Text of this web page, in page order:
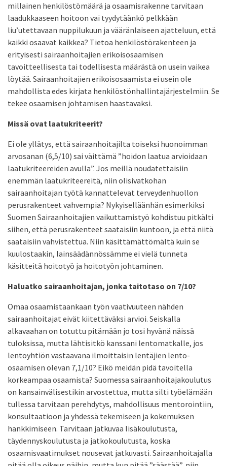
millainen henkilöstömäärä ja osaamisrakenne tarvitaan
laadukkaaseen hoitoon vai tyydytäänkö pelkkään
liu’utettavaan nuppilukuun ja vääränlaiseen ajatteluun, että
kaikki osaavat kaikkea? Tietoa henkilöstörakenteen ja
erityisesti sairaanhoitajien erikoisosaamisen
tavoitteellisesta tai todellisesta määrästä on usein vaikea
löytää. Sairaanhoitajien erikoisosaamista ei usein ole
mahdollista edes kirjata henkilöstönhallintajärjestelmiin. Se
tekee osaamisen johtamisen haastavaksi.
Missä ovat laatukriteerit?
Ei ole yllätys, että sairaanhoitajilta toiseksi huonoimman
arvosanan (6,5/10) sai väittämä ”hoidon laatua arvioidaan
laatukriteereiden avulla”. Jos meillä noudatettaisiin
enemmän laatukriteereitä, niin olisivatkohan
sairaanhoitajan työtä kannattelevat terveydenhuollon
perusrakenteet vahvempia? Nykyiselläänhän esimerkiksi
Suomen Sairaanhoitajien vaikuttamistyö kohdistuu pitkälti
siihen, että perusrakenteet saataisiin kuntoon, ja että niitä
saataisiin vahvistettua. Niin käsittämättömältä kuin se
kuulostaakin, lainsäädännössämme ei vielä tunneta
käsitteitä hoitotyö ja hoitotyön johtaminen.
Haluatko sairaanhoitajan, jonka taitotaso on 7/10?
Omaa osaamistaankaan työn vaativuuteen nähden
sairaanhoitajat eivät kiitettäväksi arvioi. Seiskalla
alkavaahan on totuttu pitämään jo tosi hyvänä näissä
tuloksissa, mutta lähtisitkö kanssani lentomatkalle, jos
lentoyhtiön vastaavana ilmoittaisin lentäjien lento-
osaamisen olevan 7,1/10? Eikö meidän pidä tavoitella
korkeampaa osaamista? Suomessa sairaanhoitajakoulutus
on kansainvälisestikin arvostettua, mutta silti työelämään
tullessa tarvitaan perehdytys, mahdollisuus mentorointiin,
konsultaatioon ja yhdessä tekemiseen ja kokemuksen
hankkimiseen. Tarvitaan jatkuvaa lisäkoulutusta,
täydennyskoulutusta ja jatkokoulutusta, koska
osaamisvaatimukset nousevat jatkuvasti. Sairaanhoitajalla